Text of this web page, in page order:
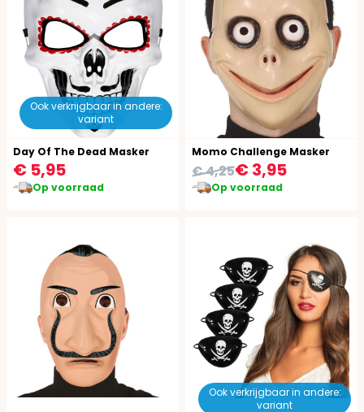
Ook verkrijgbaar in andere:
variant
Day Of The Dead Masker
€ 5,95
Op voorraad
Momo Challenge Masker
€ 3,95
€ 4,25
Op voorraad
Ook verkrijgbaar in andere:
variant